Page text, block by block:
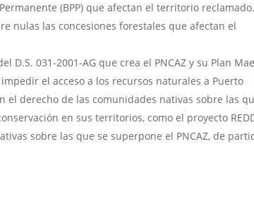
(BPP) que afectan el territorio reclamado.
nulas las concesiones forestales que afectan el
D.S. 031-2001-AG que crea el PNCAZ y su Plan
el acceso a los recursos naturales a Puerto
el derecho de las comunidades nativas sobre las
en sus territorios, como el proyecto
sobre las que se superpone el PNCAZ, de